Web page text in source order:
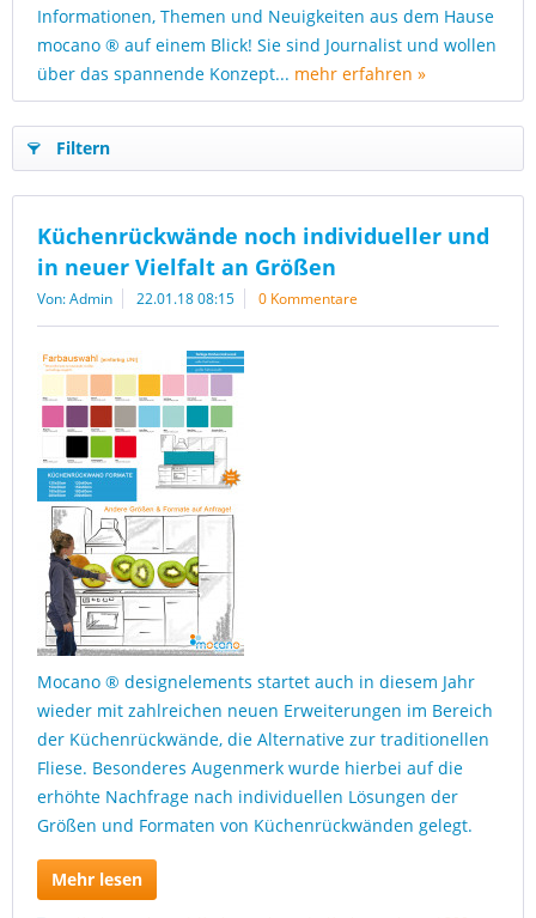
Informationen, Themen und Neuigkeiten aus dem Hause
mocano ® auf einem Blick! Sie sind Journalist und wollen
über das spannende Konzept... mehr erfahren »
Filtern
Küchenrückwände noch individueller und
in neuer Vielfalt an Größen
Von: Admin 22.01.18 08:15 0 Kommentare
Mocano ® designelements startet auch in diesem Jahr
wieder mit zahlreichen neuen Erweiterungen im Bereich
der Küchenrückwände, die Alternative zur traditionellen
Fliese. Besonderes Augenmerk wurde hierbei auf die
erhöhte Nachfrage nach individuellen Lösungen der
Größen und Formaten von Küchenrückwänden gelegt.
Mehr lesen